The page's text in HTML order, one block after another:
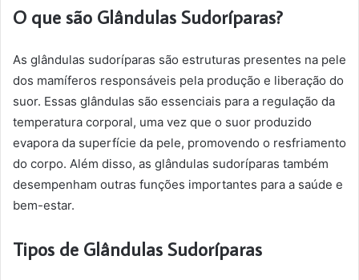
O que são Glândulas Sudoríparas?
As glândulas sudoríparas são estruturas presentes na pele
dos mamíferos responsáveis pela produção e liberação do
suor. Essas glândulas são essenciais para a regulação da
temperatura corporal, uma vez que o suor produzido
evapora da superfície da pele, promovendo o resfriamento
do corpo. Além disso, as glândulas sudoríparas também
desempenham outras funções importantes para a saúde e
bem-estar.
Tipos de Glândulas Sudoríparas